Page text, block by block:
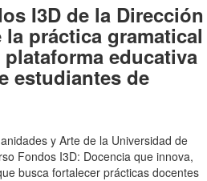
I3D de la Dirección
práctica gramatical
educativa
estudiantes de
y Arte de la Universidad de
Fondos I3D: Docencia que innova,
busca fortalecer prácticas docentes